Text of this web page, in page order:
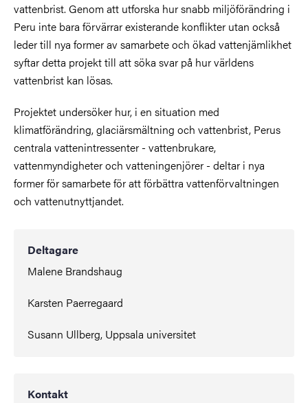
vattenbrist. Genom att utforska hur snabb miljöförändring i
Peru inte bara förvärrar existerande konflikter utan också
leder till nya former av samarbete och ökad vattenjämlikhet
syftar detta projekt till att söka svar på hur världens
vattenbrist kan lösas.
Projektet undersöker hur, i en situation med
klimatförändring, glaciärsmältning och vattenbrist, Perus
centrala vattenintressenter - vattenbrukare,
vattenmyndigheter och vatteningenjörer - deltar i nya
former för samarbete för att förbättra vattenförvaltningen
och vattenutnyttjandet.
Deltagare
Malene Brandshaug
Karsten Paerregaard
Susann Ullberg, Uppsala universitet
Kontakt